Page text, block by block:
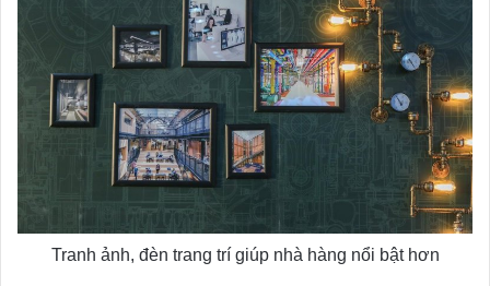
Tranh ảnh, đèn trang trí giúp nhà hàng nổi bật hơn